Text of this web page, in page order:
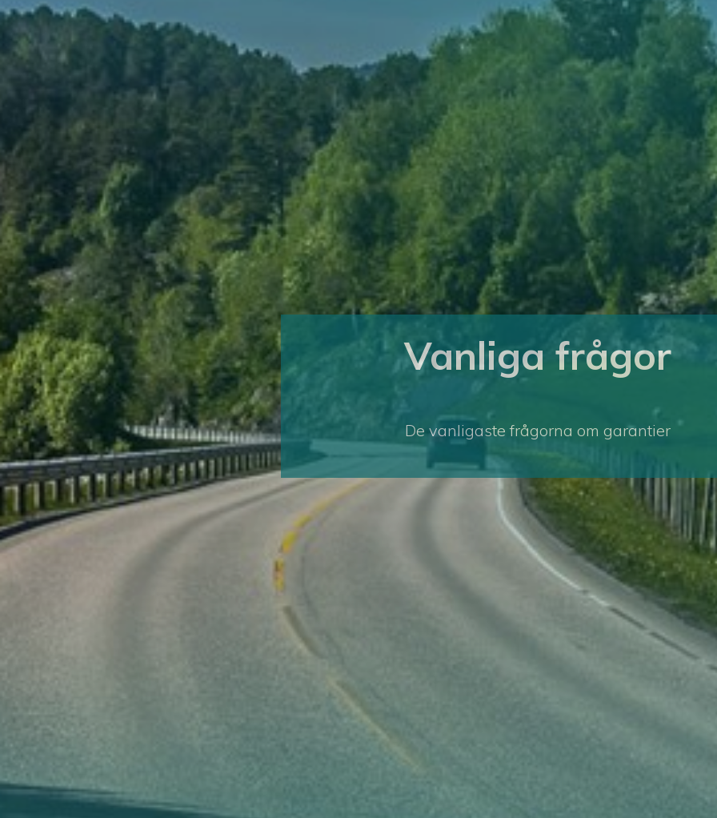
Vanliga frågor
De vanligaste frågorna om garantier